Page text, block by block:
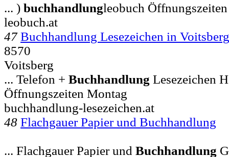
... ) buchhandlungleobuch
leobuch.at
47 Buchhandlung Lesezeichen in Voitsberg
8570
Voitsberg
... Telefon + Buchhandlung Lesezeichen
Öffnungszeiten Montag
buchhandlung-lesezeichen.at
48 Flachgauer Papier und Buchhandlung
... Flachgauer Papier und Buchhandlung